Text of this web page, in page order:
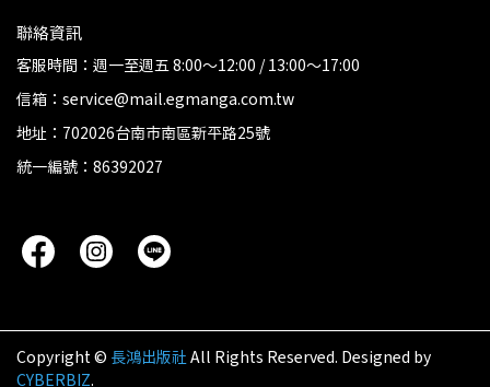
聯絡資訊
客服時間：週一至週五 8:00～12:00 / 13:00～17:00
信箱：service@mail.egmanga.com.tw
地址：702026台南市南區新平路25號
統一編號：86392027
Copyright © 長鴻出版社 All Rights Reserved. Designed by
CYBERBIZ.